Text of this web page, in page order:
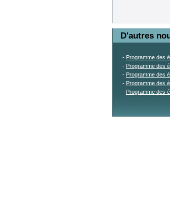
D'autres
- Programme des
- Programme des
- Programme des
- Programme des
- Programme des